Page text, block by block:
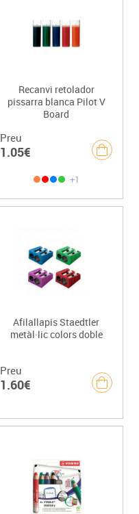
Recanvi retolador
pissarra blanca Pilot V
Board
Preu
1.05€
+1
Afilallapis Staedtler
metàl·lic colors doble
Preu
1.60€